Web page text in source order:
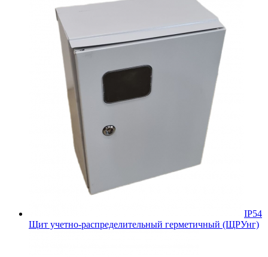
IP54
Щит учетно-распределительный герметичный (ЩРУнг)